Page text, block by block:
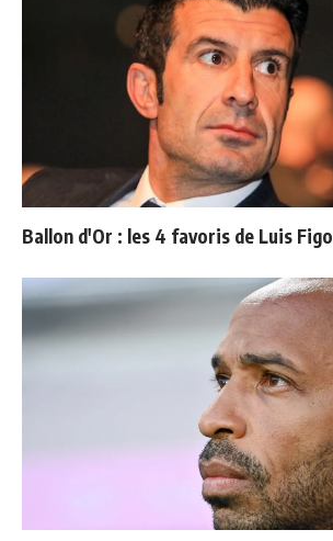
Ballon d'Or : les 4 favoris de Luis Figo